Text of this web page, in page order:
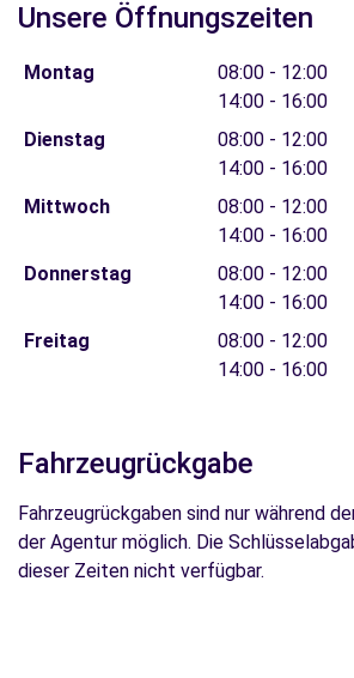
Unsere Öffnungszeiten
Montag
08:00 - 12:00
14:00 - 16:00
Dienstag
08:00 - 12:00
14:00 - 16:00
Mittwoch
08:00 - 12:00
14:00 - 16:00
Donnerstag
08:00 - 12:00
14:00 - 16:00
Freitag
08:00 - 12:00
14:00 - 16:00
Fahrzeugrückgabe
Fahrzeugrückgaben sind nur während
der Agentur möglich. Die
dieser Zeiten nicht verfügbar.